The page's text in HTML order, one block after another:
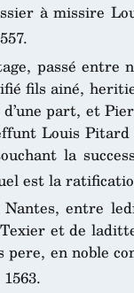
à missire
passé entre
fils ainé,
part, et
Louis
la
est la
entre
et de
en noble